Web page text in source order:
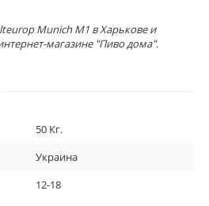
Munich M1 в Харькове и
магазине "Пиво дома".
50 Кг.
Украина
12-18